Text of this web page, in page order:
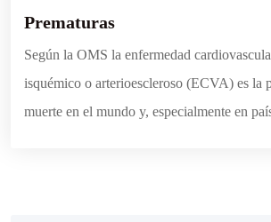
Prematuras
Según la OMS la enfermedad
isquémico o arterioescleroso (ECVA) es la
muerte en el mundo y, especialmente en